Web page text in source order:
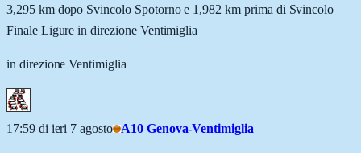
3,295 km dopo Svincolo Spotorno e 1,982 km prima di Svincolo
Finale Ligure in direzione Ventimiglia
in direzione Ventimiglia
17:59 di ieri 7 agosto A10 Genova-Ventimiglia